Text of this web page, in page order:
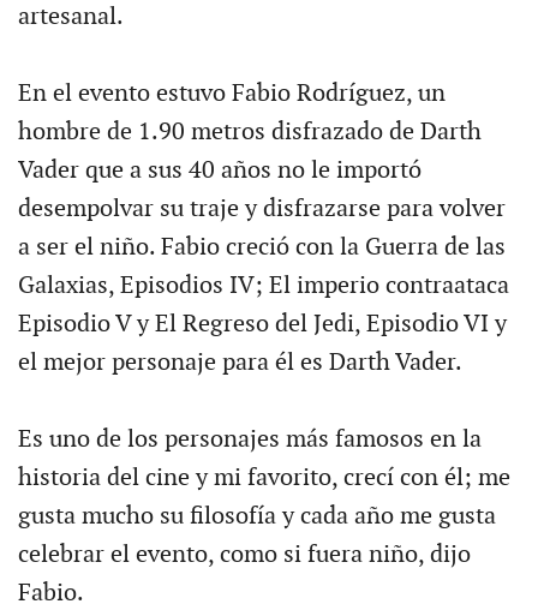
artesanal.
En el evento estuvo Fabio Rodríguez, un
hombre de 1.90 metros disfrazado de Darth
Vader que a sus 40 años no le importó
desempolvar su traje y disfrazarse para volver
a ser el niño. Fabio creció con la Guerra de las
Galaxias, Episodios IV; El imperio contraataca
Episodio V y El Regreso del Jedi, Episodio VI y
el mejor personaje para él es Darth Vader.
Es uno de los personajes más famosos en la
historia del cine y mi favorito, crecí con él; me
gusta mucho su filosofía y cada año me gusta
celebrar el evento, como si fuera niño, dijo
Fabio.